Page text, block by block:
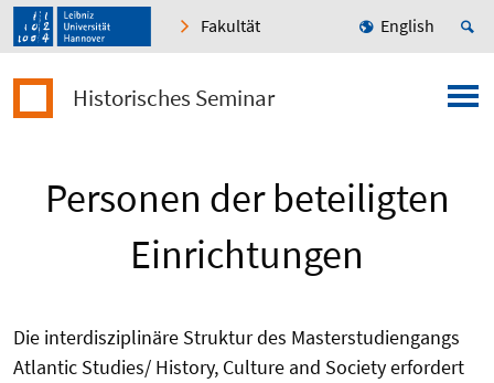
Fakultät English
Historisches Seminar
Personen der beteiligten
Einrichtungen
Die interdisziplinäre Struktur des Masterstudiengangs
Atlantic Studies/ History, Culture and Society erfordert